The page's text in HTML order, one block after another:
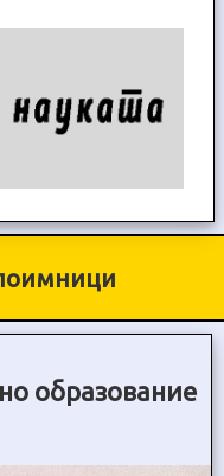
образование